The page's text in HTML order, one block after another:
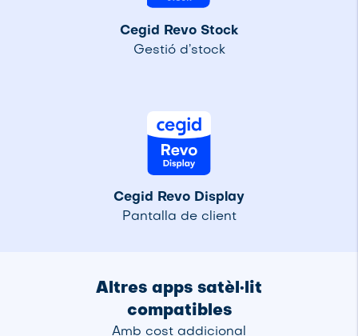
Cegid Revo Stock
Gestió d’stock
Cegid Revo Display
Pantalla de client
Altres apps satèl·lit
compatibles
Amb cost addicional